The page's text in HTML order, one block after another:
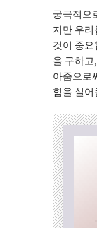
궁극적으
지만 우
것이 중
을 구하
아줌으로
힘을 실